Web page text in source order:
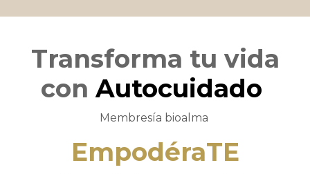
Transforma tu vida
con Autocuidado
Membresía bioalma
EmpodéraTE